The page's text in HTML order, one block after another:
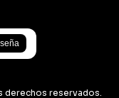
derechos reservados.